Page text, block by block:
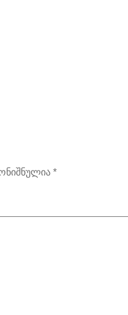
*